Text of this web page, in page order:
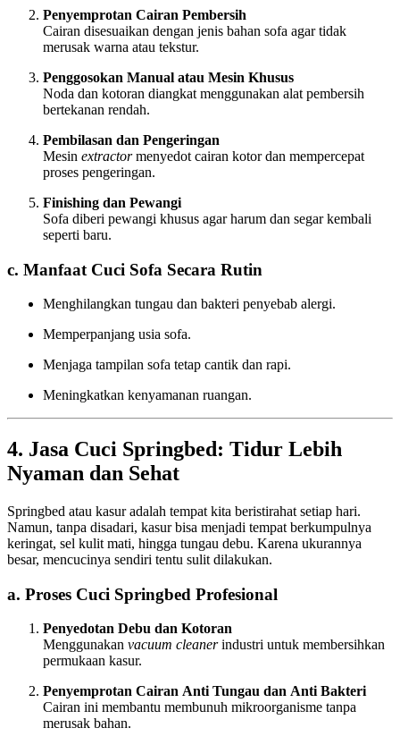
Penyemprotan Cairan Pembersih
Cairan disesuaikan dengan jenis bahan sofa agar tidak
merusak warna atau tekstur.
Penggosokan Manual atau Mesin Khusus
Noda dan kotoran diangkat menggunakan alat pembersih
bertekanan rendah.
Pembilasan dan Pengeringan
Mesin extractormenyedot cairan kotor dan mempercepat
proses pengeringan.
Finishing dan Pewangi
Sofa diberi pewangi khusus agar harum dan segar kembali
seperti baru.
c. Manfaat Cuci Sofa Secara Rutin
Menghilangkan tungau dan bakteri penyebab alergi.
Memperpanjang usia sofa.
Menjaga tampilan sofa tetap cantik dan rapi.
Meningkatkan kenyamanan ruangan.
4. Jasa Cuci Springbed: Tidur Lebih
Nyaman dan Sehat
Springbed atau kasur adalah tempat kita beristirahat setiap hari.
Namun, tanpa disadari, kasur bisa menjadi tempat berkumpulnya
keringat, sel kulit mati, hingga tungau debu. Karena ukurannya
besar, mencucinya sendiri tentu sulit dilakukan.
a. Proses Cuci Springbed Profesional
Penyedotan Debu dan Kotoran
Menggunakan vacuum cleanerindustri untuk membersihkan
permukaan kasur.
Penyemprotan Cairan Anti Tungau dan Anti Bakteri
Cairan ini membantu membunuh mikroorganisme tanpa
merusak bahan.